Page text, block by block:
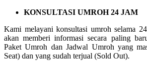
KONSULTASI UMROH 24 JAM
Kami melayani konsultasi umroh selama
akan memberi informasi secara paling
Paket Umroh dan Jadwal Umroh yang
Seat) dan yang sudah terjual (Sold Out).